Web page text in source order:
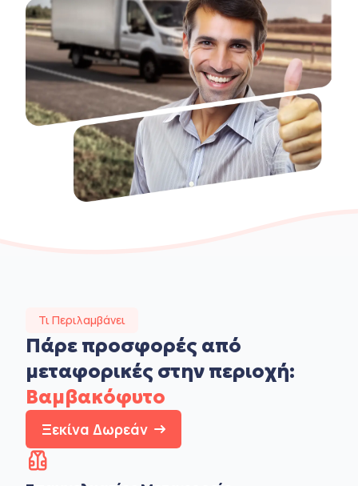
Τι Περιλαμβάνει
Πάρε προσφορές από
μεταφορικές στην περιοχή:
Βαμβακόφυτο
Ξεκίνα Δωρεάν